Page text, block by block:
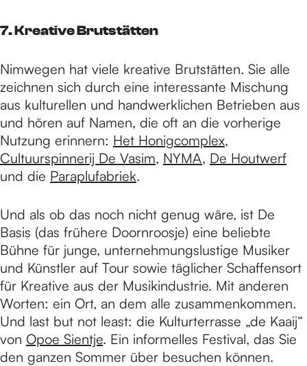
7. Kreative Brutstätten
Nimwegen hat viele kreative Brutstätten. Sie alle
zeichnen sich durch eine interessante Mischung
aus kulturellen und handwerklichen Betrieben aus
und hören auf Namen, die oft an die vorherige
Nutzung erinnern: Het Honigcomplex,
Cultuurspinnerij De Vasim, NYMA, De Houtwerf
und die Paraplufabriek.
Und als ob das noch nicht genug wäre, ist De
Basis (das frühere Doornroosje) eine beliebte
Bühne für junge, unternehmungslustige Musiker
und Künstler auf Tour sowie täglicher Schaffensort
für Kreative aus der Musikindustrie. Mit anderen
Worten: ein Ort, an dem alle zusammenkommen.
Und last but not least: die Kulturterrasse „de Kaaij“
von Opoe Sientje. Ein informelles Festival, das Sie
den ganzen Sommer über besuchen können.